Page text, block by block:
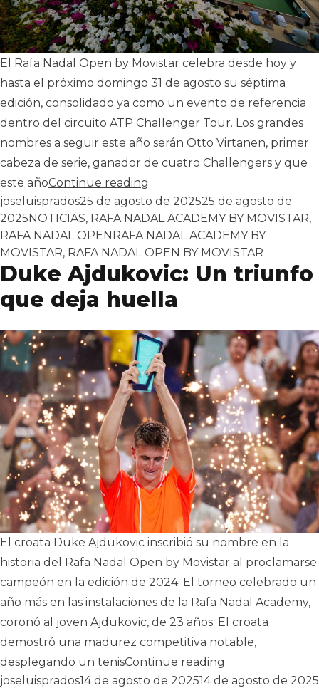
El Rafa Nadal Open by Movistar celebra desde hoy y
hasta el próximo domingo 31 de agosto su séptima
edición, consolidado ya como un evento de referencia
dentro del circuito ATP Challenger Tour. Los grandes
nombres a seguir este año serán Otto Virtanen, primer
cabeza de serie, ganador de cuatro Challengers y que
este añoContinue reading
Publicado por
joseluisprados25 de agosto de 202525 de agosto de
2025Publicado en
NOTICIAS, RAFA NADAL ACADEMY BY MOVISTAR,
RAFA NADAL OPEN Tags:
RAFA NADAL ACADEMY BY
MOVISTAR, RAFA NADAL OPEN BY MOVISTAR
Duke Ajdukovic: Un triunfo
que deja huella
El croata Duke Ajdukovic inscribió su nombre en la
historia del Rafa Nadal Open by Movistar al proclamarse
campeón en la edición de 2024. El torneo celebrado un
año más en las instalaciones de la Rafa Nadal Academy,
coronó al joven Ajdukovic, de 23 años. El croata
demostró una madurez competitiva notable,
desplegando un tenisContinue reading
Publicado por
joseluisprados14 de agosto de 202514 de agosto de 2025